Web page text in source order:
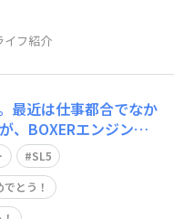
イフ紹介
最近は仕事都合でなか
、BOXERエンジン生
BOXERの思い出話
した思い出はないで
フの思い出話になり
SL5
とう！